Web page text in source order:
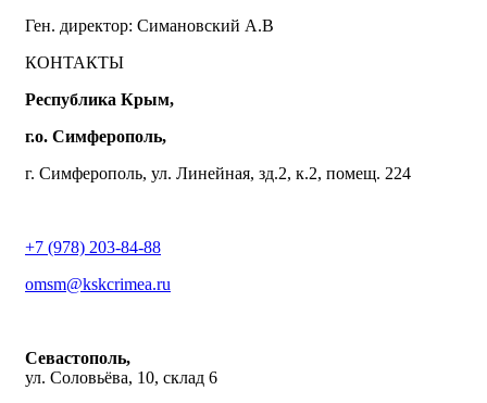
Ген. директор: Симановский А.В
КОНТАКТЫ
Республика Крым,
г.о. Симферополь,
г. Симферополь, ул. Линейная, зд.2, к.2, помещ. 224
+7 (978) 203-84-88
omsm@kskcrimea.ru
Севастополь,
ул. Соловьёва, 10, склад 6